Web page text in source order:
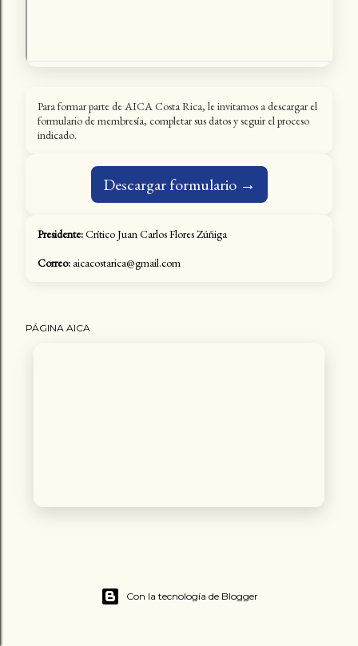
Para formar parte de AICA Costa Rica, le invitamos a descargar el
formulario de membresía, completar sus datos y seguir el proceso
indicado.
Descargar formulario →
Presidente:Crítico Juan Carlos Flores Zúñiga
Correo: aicacostarica@gmail.com
PÁGINA AICA
Con la tecnología de Blogger